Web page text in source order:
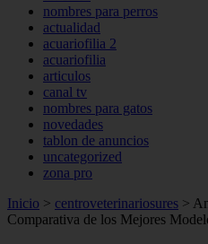
nombres para perros
actualidad
acuariofilia 2
acuariofilia
articulos
canal tv
nombres para gatos
novedades
tablon de anuncios
uncategorized
zona pro
Inicio > centroveterinariosures >
Comparativa de los Mejores